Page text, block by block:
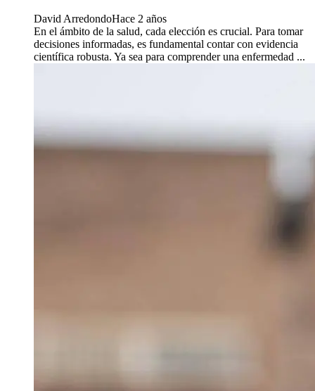
David ArredondoHace 2 años
En el ámbito de la salud, cada elección es crucial. Para tomar
decisiones informadas, es fundamental contar con evidencia
científica robusta. Ya sea para comprender una enfermedad ...